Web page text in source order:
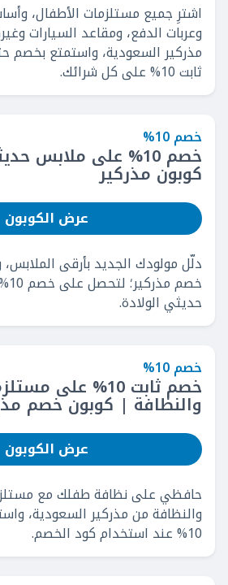
اشترِ جميع مستلزمات الأطفال،
وعربات الدفع، ومقاعد السيارات
ثابت 10% على كل شرائك.
خصم 10%
خصم 10% على ملابس
كوبون مذركير
عرض الكوبون
دلّل مولودك الجديد بأرقى
حديثي الولادة.
خصم 10%
خصم ثابت 10% على
والنظافة | كوبون خصم
عرض الكوبون
حافظي على نظافة طفلك مع
والنظافة من مذركير السعودية،
10% عند استخدام كود الخصم.